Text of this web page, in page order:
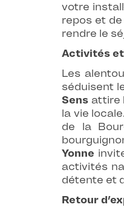
votre
repos et
rendre le
Activités
Les
séduisent
Sens attire
la vie
de la
Yonne
activités
détente et
Retour